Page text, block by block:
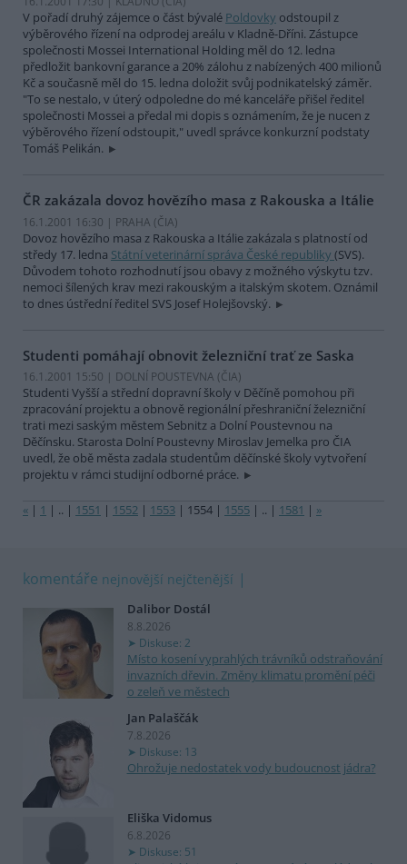
V pořadí druhý zájemce o část bývalé Poldovky odstoupil z
výběrového řízení na odprodej areálu v Kladně-Dříni. Zástupce
společnosti Mossei International Holding měl do 12. ledna
předložit bankovní garance a 20% zálohu z nabízených 400 milionů
Kč a současně měl do 15. ledna doložit svůj podnikatelský záměr.
"To se nestalo, v úterý odpoledne do mé kanceláře přišel ředitel
společnosti Mossei a předal mi dopis s oznámením, že je nucen z
výběrového řízení odstoupit," uvedl správce konkurzní podstaty
Tomáš Pelikán.
ČR zakázala dovoz hovězího masa z Rakouska a Itálie
16.1.2001 16:30 | PRAHA (ČIA)
Dovoz hovězího masa z Rakouska a Itálie zakázala s platností od
středy 17. ledna Státní veterinární správa České republiky (SVS).
Důvodem tohoto rozhodnutí jsou obavy z možného výskytu tzv.
nemoci šílených krav mezi rakouským a italským skotem. Oznámil
to dnes ústřední ředitel SVS Josef Holejšovský.
Studenti pomáhají obnovit železniční trať ze Saska
16.1.2001 15:50 | DOLNÍ POUSTEVNA (ČIA)
Studenti Vyšší a střední dopravní školy v Děčíně pomohou při
zpracování projektu a obnově regionální přeshraniční železniční
trati mezi saským městem Sebnitz a Dolní Poustevnou na
Děčínsku. Starosta Dolní Poustevny Miroslav Jemelka pro ČIA
uvedl, že obě města zadala studentům děčínské školy vytvoření
projektu v rámci studijní odborné práce.
« | 1 | .. | 1551 | 1552 | 1553 | 1554 | 1555 | .. | 1581 | »
komentáře nejnovější nejčtenější
Dalibor Dostál
8.8.2026
Diskuse: 2
Místo kosení vyprahlých trávníků odstraňování
invazních dřevin. Změny klimatu promění péči
o zeleň ve městech
Jan Palaščák
7.8.2026
Diskuse: 13
Ohrožuje nedostatek vody budoucnost jádra?
Eliška Vidomus
6.8.2026
Diskuse: 51